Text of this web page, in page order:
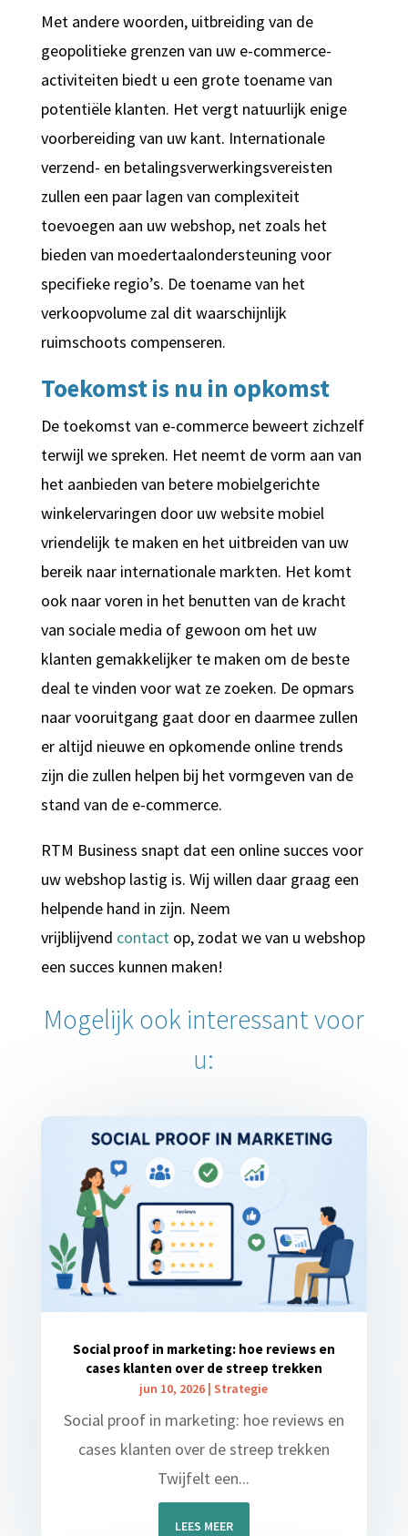
Met andere woorden, uitbreiding van de
geopolitieke grenzen van uw e-commerce-
activiteiten biedt u een grote toename van
potentiële klanten. Het vergt natuurlijk enige
voorbereiding van uw kant. Internationale
verzend- en betalingsverwerkingsvereisten
zullen een paar lagen van complexiteit
toevoegen aan uw webshop, net zoals het
bieden van moedertaalondersteuning voor
specifieke regio’s. De toename van het
verkoopvolume zal dit waarschijnlijk
ruimschoots compenseren.
Toekomst is nu in opkomst
De toekomst van e-commerce beweert zichzelf
terwijl we spreken. Het neemt de vorm aan van
het aanbieden van betere mobielgerichte
winkelervaringen door uw website mobiel
vriendelijk te maken en het uitbreiden van uw
bereik naar internationale markten. Het komt
ook naar voren in het benutten van de kracht
van sociale media of gewoon om het uw
klanten gemakkelijker te maken om de beste
deal te vinden voor wat ze zoeken. De opmars
naar vooruitgang gaat door en daarmee zullen
er altijd nieuwe en opkomende online trends
zijn die zullen helpen bij het vormgeven van de
stand van de e-commerce.
RTM Business snapt dat een online succes voor
uw webshop lastig is. Wij willen daar graag een
helpende hand in zijn. Neem
vrijblijvend contact op, zodat we van u webshop
een succes kunnen maken!
Mogelijk ook interessant voor
u:
Social proof in marketing: hoe reviews en
cases klanten over de streep trekken
jun 10, 2026 |Strategie
Social proof in marketing: hoe reviews en
cases klanten over de streep trekken
Twijfelt een...
LEES MEER